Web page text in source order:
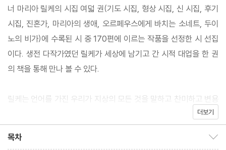
너 마리아 릴케의 시집 여덟 권(기도 시집, 형상 시집, 신 시집, 후기
시집, 진혼가, 마리아의 생애, 오르페우스에게 바치는 소네트, 두이
노의 비가)에 수록된 시 중 170편에 이르는 작품을 선정한 시 선집
이다. 생전 다작가였던 릴케가 세상에 남기고 간 시적 대업을 한 권
의 책을 통해 만나 볼 수 있다.
릴케는 언어를 가진 우리가 지상의 모든 것을 말하고 찬미하고 변용
하는 것, 즉 영원한 정신세계로 옮겨 놓는 일이야 말로 시인의 사명
디기 어려운 고통에서 나오는 비탄을 삶의 찬미로 승화시킨, 삶과 죽
더보기
목차